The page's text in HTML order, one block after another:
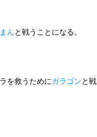
んと戦うことになる。
を救うために ガラゴンと戦